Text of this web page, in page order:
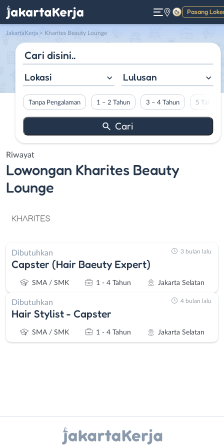
Pasang
Gelap
JakartaKerja > Kharites Beauty Lounge
Lokasi Lulusan
Tanpa Pengalaman 1 – 2 Tahun 3 – 4 Tahun 5 Tahun
Riwayat
Lowongan Kharites Beauty
Lounge
Dibutuhkan
Capster (Hair Baeuty Expert)
SMA / SMK 1 - 4 Tahun Jakarta Selatan
3 bulan lalu
Dibutuhkan
Hair Stylist - Capster
SMA / SMK 1 - 4 Tahun Jakarta Selatan
4 bulan lalu
Gizi
Work)
X - Twitter Telegram
Kanal Lainnya..